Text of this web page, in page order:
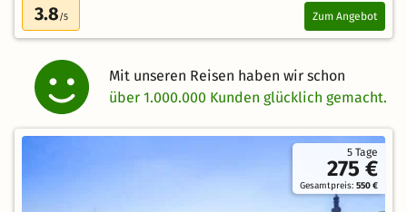
3.8/5 Zum Angebot
Mit unseren Reisen haben wir schon
über 1.000.000 Kunden glücklich gemacht.
5 Tage
275 €
Gesamtpreis: 550 €